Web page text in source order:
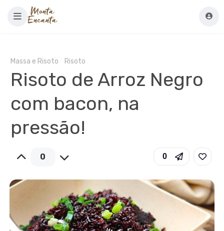
Massa e Risoto Risoto
Risoto de Arroz Negro
com bacon, na
pressão!
0 0